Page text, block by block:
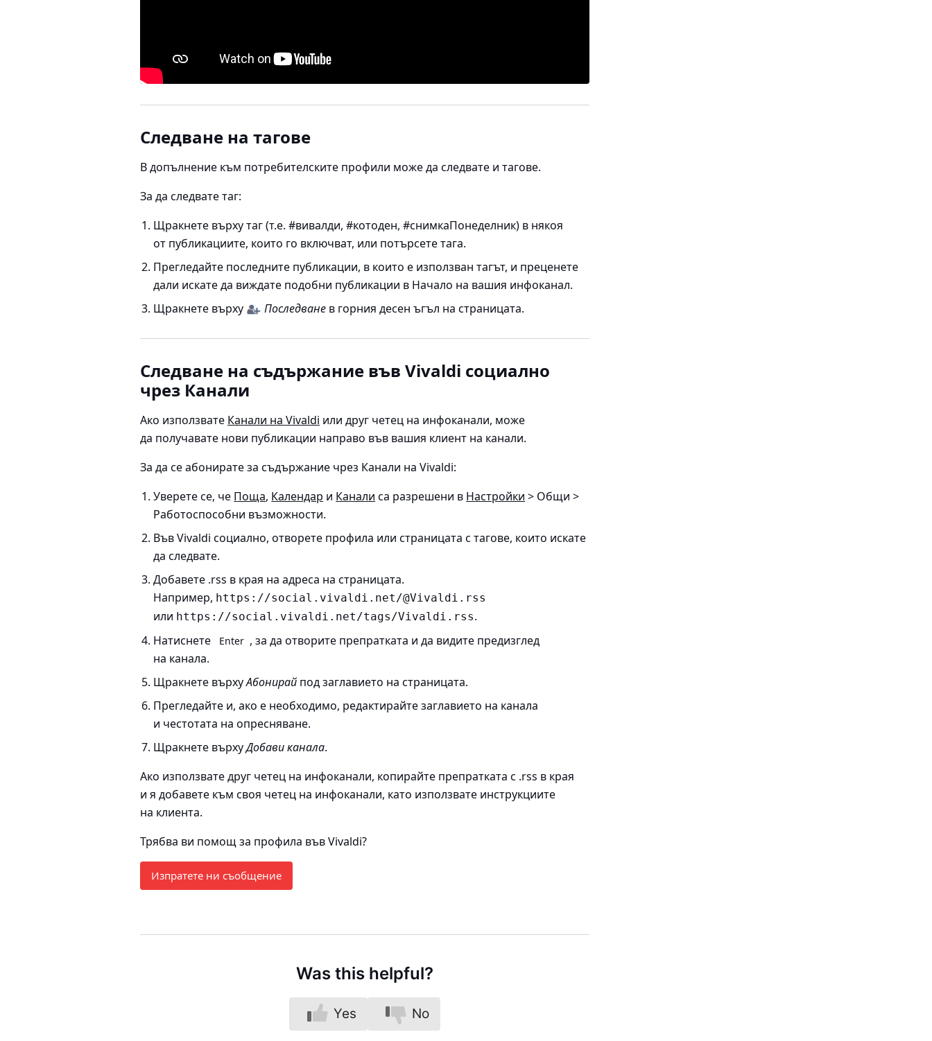
Следване на тагове
В допълнение към потребителските профили може да следвате и тагове.
За да следвате таг:
Щракнете върху таг (т.е. #вивалди, #котоден, #снимкаПонеделник) в някоя
от публикациите, които го включват, или потърсете тага.
Прегледайте последните публикации, в които е използван тагът, и преценете
дали искате да виждате подобни публикации в Начало на вашия инфоканал.
Щракнете върху
Последване в горния десен ъгъл на страницата.
Следване на съдържание във Vivaldi социално
чрез Канали
Ако използвате Канали на Vivaldi или друг четец на инфоканали, може
да получавате нови публикации направо във вашия клиент на канали.
За да се абонирате за съдържание чрез Канали на Vivaldi:
Уверете се, че Поща, Календар и Канали са разрешени в Настройки > Общи >
Работоспособни възможности.
Във Vivaldi социално, отворете профила или страницата с тагове, които искате
да следвате.
Добавете .rss в края на адреса на страницата.
Например, https://social.vivaldi.net/@Vivaldi .rss
или https://social.vivaldi.net/tags/Vivaldi .rss.
Натиснете
Enter , за да отворите препратката и да видите предизглед
на канала.
Щракнете върхуАбонирай под заглавието на страницата.
Прегледайте и, ако е необходимо, редактирайте заглавието на канала
и честотата на опресняване.
Щракнете върхуДобави канала.
Ако използвате друг четец на инфоканали, копирайте препратката с .rss в края
и я добавете към своя четец на инфоканали, като използвате инструкциите
на клиента.
Трябва ви помощ за профила във Vivaldi?
Изпратете ни съобщение
Was this helpful?
Yes No